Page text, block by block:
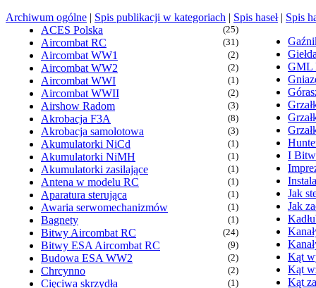
Archiwum ogólne | Spis publikacji w kategoriach | Spis haseł| Spis
ACES Polska
(25)
Aircombat RC (31)
Aircombat WW1 (2)
Aircombat WW2 (2)
Aircombat WWI (1)
Aircombat WWII (2)
Airshow Radom (3)
Akrobacja F3A (8)
Akrobacja samolotowa (3)
Akumulatorki NiCd (1)
Akumulatorki NiMH (1)
Akumulatorki zasilające (1)
Antena w modelu RC (1)
Aparatura sterująca (1)
Awaria serwomechanizmów (1)
Bagnety (1)
Bitwy Aircombat RC (24)
Bitwy ESA Aircombat RC (9)
Budowa ESA WW2 (2)
Chrcynno (2)
Cięciwa skrzydła (1)
GML
I
Jak
Jak
Kąt
Kąt
Kąt